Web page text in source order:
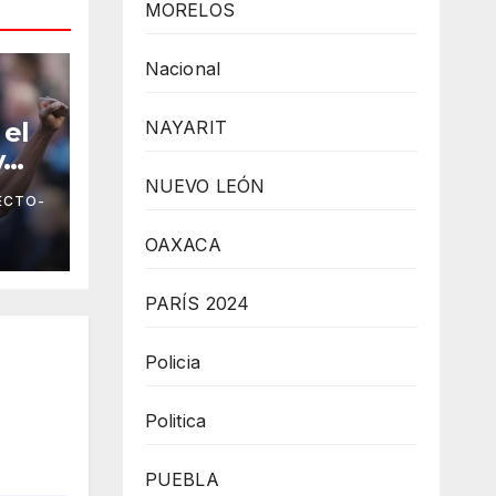
el
MORELOS
Nacional
NAYARIT
NUEVO LEÓN
OAXACA
PARÍS 2024
Policia
Politica
PUEBLA